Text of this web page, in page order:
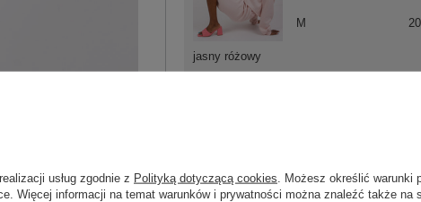
jasny różowy
M
usług zgodnie z Polityką dotyczącą cookies . Możesz określić warunki
Więcej informacji na temat warunków i prywatności można znaleźć także na